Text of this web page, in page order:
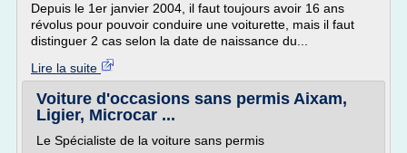
Depuis le 1er janvier 2004, il faut toujours avoir 16 ans
révolus pour pouvoir conduire une voiturette, mais il faut
distinguer 2 cas selon la date de naissance du...
Lire la suite
Voiture d'occasions sans permis Aixam,
Ligier, Microcar ...
Le Spécialiste de la voiture sans permis